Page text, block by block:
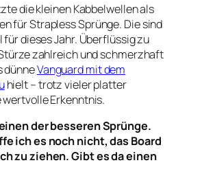
die kleinen Kabbelwellen als
für Strapless Sprünge. Die sind
für dieses Jahr. Überflüssig zu
zahlreich und schmerzhaft
dünneVanguard mit dem
hielt – trotz vieler platter
wertvolle Erkenntnis.
der besseren Sprünge.
ich es noch nicht, das Board
zu ziehen. Gibt es da einen